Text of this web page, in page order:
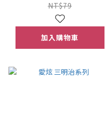
NT$79
加入購物車